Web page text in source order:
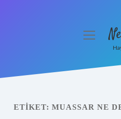
Yasal Uyarı
menüyü
ETIKET: MUASSAR NE